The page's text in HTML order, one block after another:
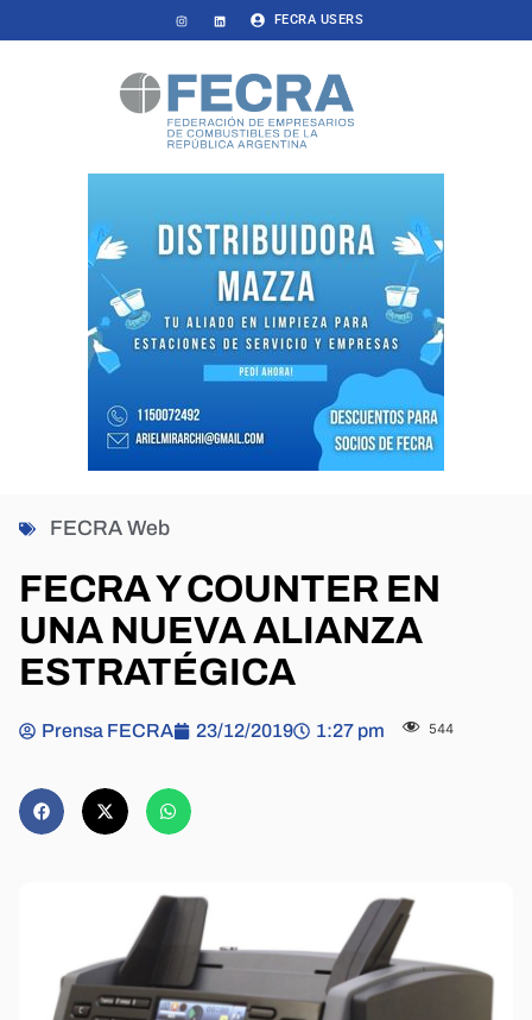
FECRA USERS
FECRA Web
FECRA Y COUNTER EN
UNA NUEVA ALIANZA
ESTRATÉGICA
Prensa FECRA 23/12/2019 1:27 pm 544